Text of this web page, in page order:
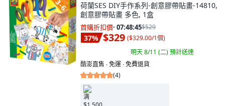
荷蘭SES DIY手作系列-創意膠帶貼畫-14810,
創意膠帶貼畫 多色, 1盒
首購折扣價· 07:48:44$529
37% $329 ($329.00/1個)
明天 8/11 (二)預計送達
酷澎直售 ∙ 免運 ∙ 免費退貨
(4)